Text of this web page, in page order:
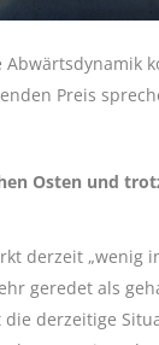
Preis
Osten und
derzeit „wenig
geredet als
derzeitige